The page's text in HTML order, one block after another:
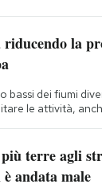
la
bassi dei fiumi
le attività,
terre agli
andata male